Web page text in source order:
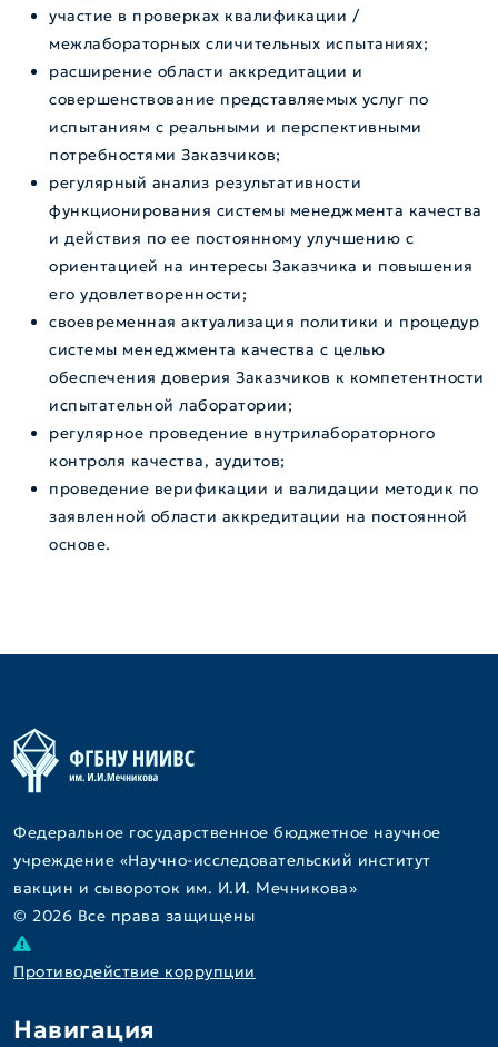
участие в проверках квалификации /
межлабораторных сличительных испытаниях;
расширение области аккредитации и
совершенствование представляемых услуг по
испытаниям с реальными и перспективными
потребностями Заказчиков;
регулярный анализ результативности
функционирования системы менеджмента качества
и действия по ее постоянному улучшению с
ориентацией на интересы Заказчика и повышения
его удовлетворенности;
своевременная актуализация политики и процедур
системы менеджмента качества с целью
обеспечения доверия Заказчиков к компетентности
испытательной лаборатории;
регулярное проведение внутрилабораторного
контроля качества, аудитов;
проведение верификации и валидации методик по
заявленной области аккредитации на постоянной
основе.
Федеральное государственное бюджетное научное
учреждение «Научно-исследовательский институт
вакцин и сывороток им. И.И. Мечникова»
© 2026 Все права защищены
Противодействие коррупции
Навигация